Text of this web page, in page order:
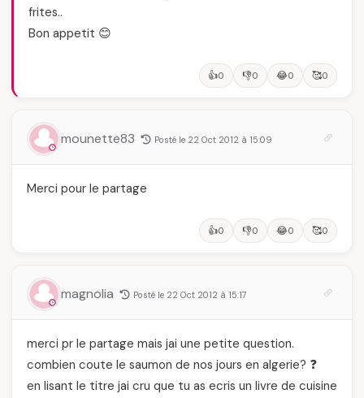
frites..
Bon appetit 😊
👍0 👎0 😂0 🥰0
mounette83 Posté le 22 Oct 2012 à 15:09
Merci pour le partage
👍0 👎0 😂0 🥰0
magnolia Posté le 22 Oct 2012 à 15:17
merci pr le partage mais jai une petite question.
combien coute le saumon de nos jours en algerie? ❓
en lisant le titre jai cru que tu as ecris un livre de cuisine